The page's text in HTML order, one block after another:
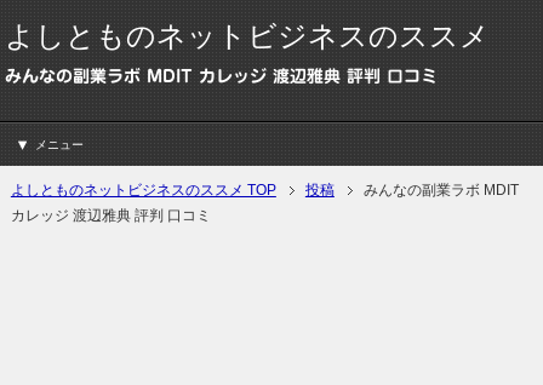
よしとものネットビジネスのススメ
みんなの副業ラボ MDIT カレッジ 渡辺雅典 評判 口コミ
メニュー
よしとものネットビジネスのススメ TOP 投稿
みんなの副業ラボ MDIT
カレッジ 渡辺雅典 評判 口コミ